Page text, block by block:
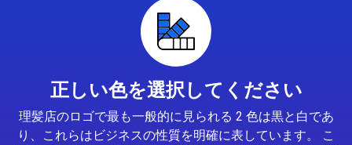
正しい色を選択してください
理髪店のロゴで最も一般的に見られる 2 色は黒と白であ
り、これらはビジネスの性質を明確に表しています。 こ